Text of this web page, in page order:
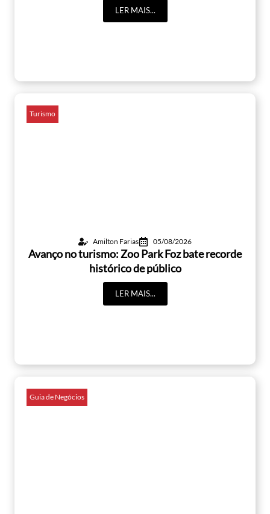
LER MAIS...
Turismo
Amilton Farias 05/08/2026
Avanço no turismo: Zoo Park Foz bate recorde
histórico de público
LER MAIS...
Guia de Negócios